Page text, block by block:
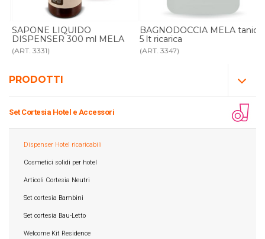
PRODOTTI
Set Cortesia Hotel e Accessori
Dispenser Hotel ricaricabili
Cosmetici solidi per hotel
Articoli Cortesia Neutri
Set cortesia Bambini
Set cortesia Bau-Letto
Welcome Kit Residence
SAPONE LIQUIDO
DISPENSER 300 ml MELA
(ART. 3331)
BAGNODOCCIA MELA tanica
5 lt ricarica
(ART. 3347)